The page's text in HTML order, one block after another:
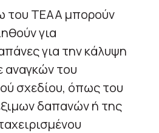
του ΤΕΑΑ μπορούν
για
για την κάλυψη
του
σχεδίου, όπως του
δαπανών ή της